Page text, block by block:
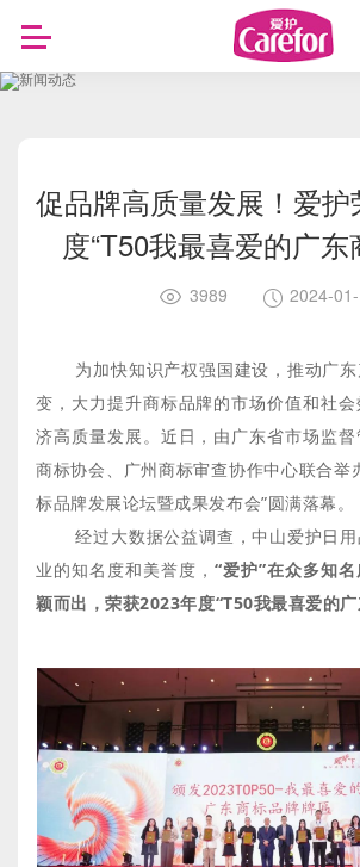
促品牌高质量发展！爱护
度“T50我最喜爱的广东
3989 2024-01-
为加快知识产权强国建设，推动广东
变，大力提升商标品牌的市场价值和社
济高质量发展。近日，由广东省市场监
商标协会、广州商标审查协作中心联合举
标品牌发展论坛暨成果发布会”圆满落幕。
经过大数据公益调查，中山爱护日用
业的知名度和美誉度， “爱护”在众多知
颖而出，荣获2023年度“T50我最喜爱的广